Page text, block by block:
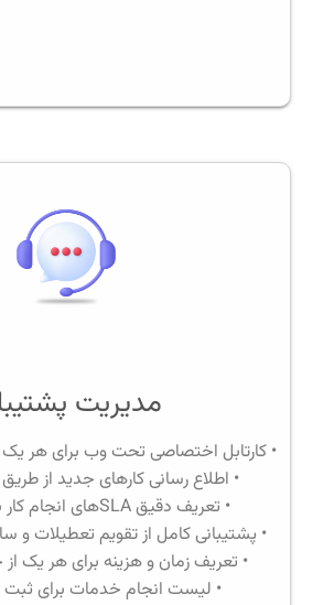
مدیریت
• کارتابل اختصاصی تحت وب برای هر یک
• اطلاع رسانی کارهای جدید از طریق SMS و EMAIL
• تعریف دقیق SLAهای انجام کار برای پیمانکاران
• پشتیبانی کامل از تقویم تعطیلات و
• تعریف زمان و هزینه برای هر یک
• لیست انجام خدمات برای ثبت